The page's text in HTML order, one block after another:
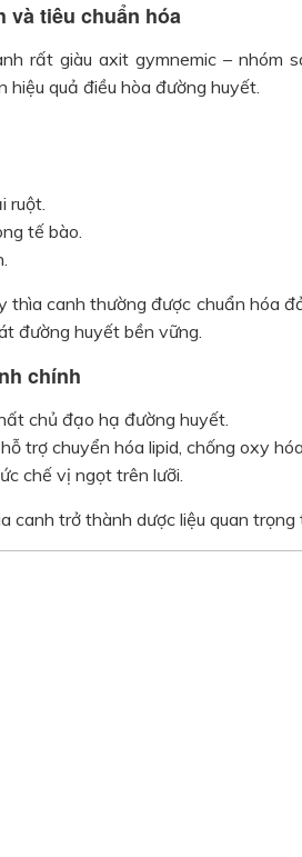
và tiêu chuẩn hóa
rất giàu axit gymnemic – nhóm
quả điều hòa đường huyết.
ruột.
tế bào.
thìa canh thường được chuẩn hóa
đường huyết bền vững.
chính
chủ đạo hạ đường huyết.
trợ chuyển hóa lipid, chống oxy
chế vị ngọt trên lưỡi.
canh trở thành dược liệu quan